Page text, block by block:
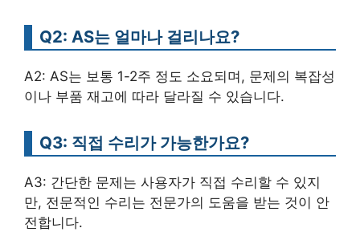
Q2: AS는 얼마나 걸리나요?
A2: AS는 보통 1-2주 정도 소요되며, 문제의 복잡성
이나 부품 재고에 따라 달라질 수 있습니다.
Q3: 직접 수리가 가능한가요?
A3: 간단한 문제는 사용자가 직접 수리할 수 있지
만, 전문적인 수리는 전문가의 도움을 받는 것이 안
전합니다.